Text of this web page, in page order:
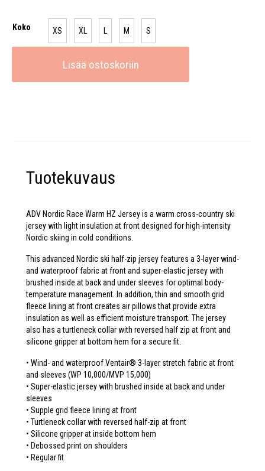
Koko XS XL L M S
Lisää ostoskoriin
Tuotekuvaus
ADV Nordic Race Warm HZ Jersey is a warm cross-country ski
jersey with light insulation at front designed for high-intensity
Nordic skiing in cold conditions.
This advanced Nordic ski half-zip jersey features a 3-layer wind-
and waterproof fabric at front and super-elastic jersey with
brushed inside at back and under sleeves for optimal body-
temperature management. In addition, thin and smooth grid
fleece lining at front creates air pillows that provide extra
insulation as well as efficient moisture transport. The jersey
also has a turtleneck collar with reversed half zip at front and
silicone gripper at bottom hem for a secure fit.
• Wind- and waterproof Ventair® 3-layer stretch fabric at front
and sleeves (WP 10,000/MVP 15,000)
• Super-elastic jersey with brushed inside at back and under
sleeves
• Supple grid fleece lining at front
• Turtleneck collar with reversed half-zip at front
• Silicone gripper at inside bottom hem
• Debossed print on shoulders
• Regular fit